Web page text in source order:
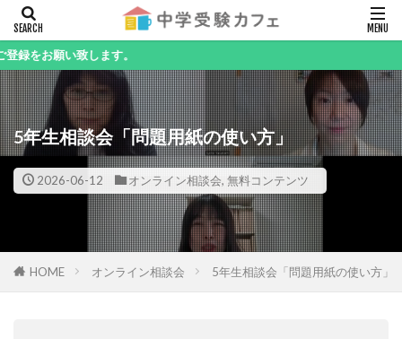
します。
5年生相談会「問題用紙の使い方」
2026-06-12 オンライン相談会, 無料コンテンツ
HOME オンライン相談会 5年生相談会「問題用紙の使い方」
キーワード
カテゴリー
検索